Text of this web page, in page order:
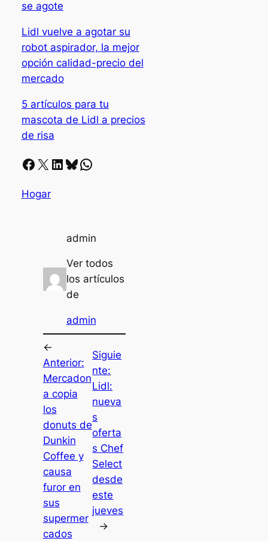
se agote
Lidl vuelve a agotar su
robot aspirador, la mejor
opción calidad-precio del
mercado
5 artículos para tu
mascota de Lidl a precios
de risa
Facebook X LinkedIn Bluesky Whatsapp
Hogar
admin
Ver todos
los artículos
de
admin
←
Anterior:
Mercadon
a copia
los
donuts de
Dunkin
Coffee y
causa
furor en
sus
supermer
cados
Siguie
nte:
Lidl:
nueva
s
oferta
s Chef
Select
desde
este
jueves
→